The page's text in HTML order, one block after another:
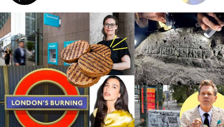
Hem
Artiklar
Krönikor
Språkfrågor
Skrivtips
Bokrecensioner
Kviss